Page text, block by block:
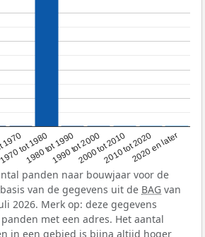
tot 1980
1980 tot 19901990 tot 20002000 tot 20102010 tot 20202020 en later
panden naar bouwjaar voor de
van de gegevens uit de BAG van
2026. Merk op: deze gegevens
met een adres. Het aantal
in een gebied is bijna altijd hoger